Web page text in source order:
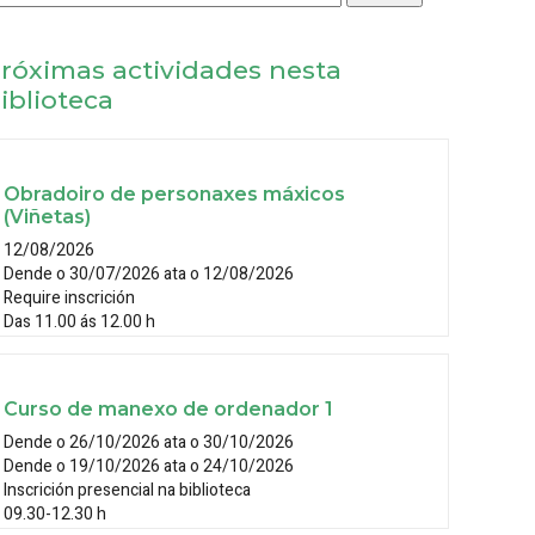
actividades nesta
Obradoiro de personaxes máxicos
(Viñetas)
12/08/2026
Dende o 30/07/2026 ata o 12/08/2026
Require inscrición
Das 11.00 ás 12.00 h
Curso de manexo de ordenador 1
Dende o 26/10/2026 ata o 30/10/2026
Dende o 19/10/2026 ata o 24/10/2026
Inscrición presencial na biblioteca
09.30-12.30 h